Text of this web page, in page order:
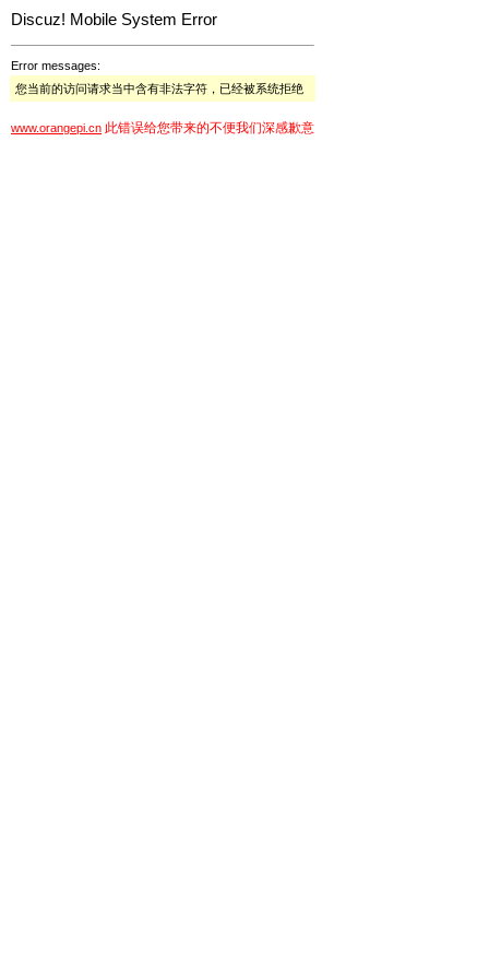
Discuz! Mobile System Error
Error messages:
您当前的访问请求当中含有非法字符，已经被系统拒绝
www.orangepi.cn 此错误给您带来的不便我们深感歉意